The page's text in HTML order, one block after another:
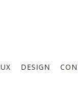
DESIGN